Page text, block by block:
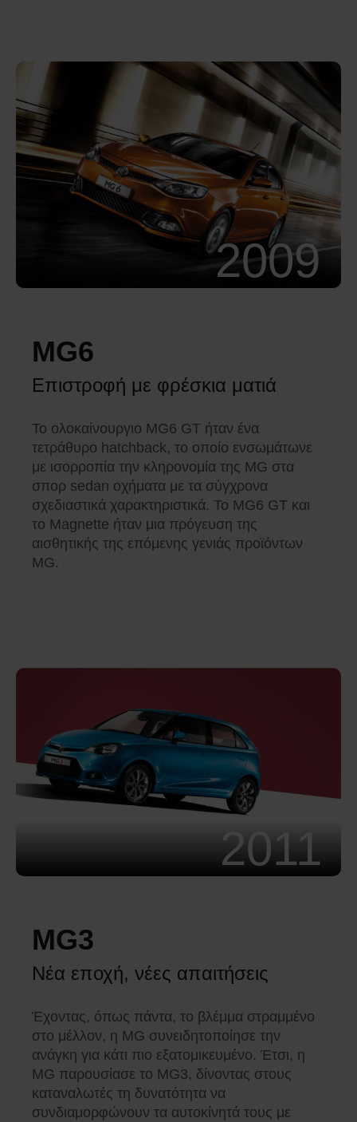
2009
MG6
Επιστροφή με φρέσκια ματιά
Το ολοκαίνουργιο MG6 GT ήταν ένα
τετράθυρο hatchback, το οποίο ενσωμάτωνε
με ισορροπία την κληρονομία της MG στα
σπορ sedan οχήματα με τα σύγχρονα
σχεδιαστικά χαρακτηριστικά. Το MG6 GT και
το Magnette ήταν μια πρόγευση της
αισθητικής της επόμενης γενιάς προϊόντων
MG.
2011
MG3
Νέα εποχή, νέες απαιτήσεις
Έχοντας, όπως πάντα, το βλέμμα στραμμένο
στο μέλλον, η MG συνειδητοποίησε την
ανάγκη για κάτι πιο εξατομικευμένο. Έτσι, η
MG παρουσίασε το MG3, δίνοντας στους
καταναλωτές τη δυνατότητα να
συνδιαμορφώνουν τα αυτοκίνητά τους με